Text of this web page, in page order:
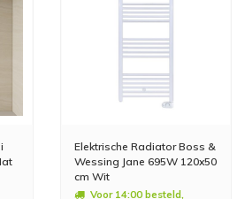
Elektrische Radiator Boss &
Wessing Jane 695W 120x50
cm Wit
Voor 14:00 besteld,